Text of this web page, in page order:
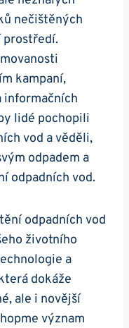
nečištěných
prostředí.
kampaní,
informačních
lidé pochopili
vod a věděli,
odpadem a
odpadních vod.
odpadních vod
životního
a
dokáže
ale i novější
význam